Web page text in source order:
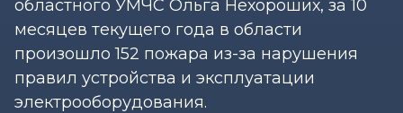
областного УМЧС Ольга Нехороших, за 10
месяцев текущего года в области
произошло 152 пожара из-за нарушения
правил устройства и эксплуатации
электрооборудования.